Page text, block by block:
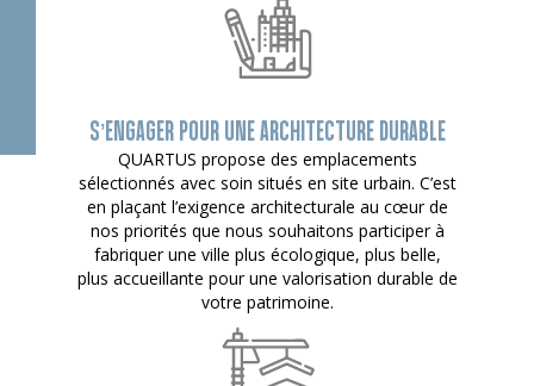
S’ENGAGER POUR UNE ARCHITECTURE DURABLE
QUARTUS propose des emplacements
sélectionnés avec soin situés en site urbain. C’est
en plaçant l’exigence architecturale au cœur de
nos priorités que nous souhaitons participer à
fabriquer une ville plus écologique, plus belle,
plus accueillante pour une valorisation durable de
votre patrimoine.